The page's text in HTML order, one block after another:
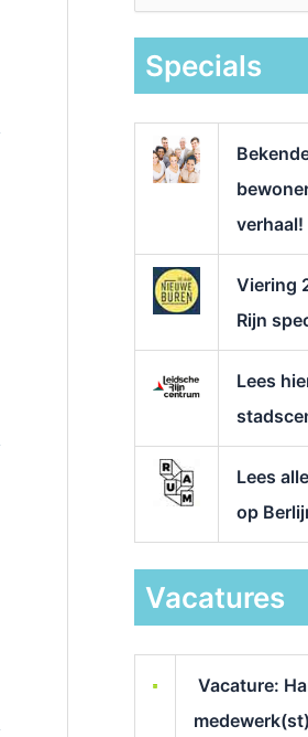
k
Specials
verhaal!
Viering
Rijn
Lees
Lees
op
Vacatures
Vacature: